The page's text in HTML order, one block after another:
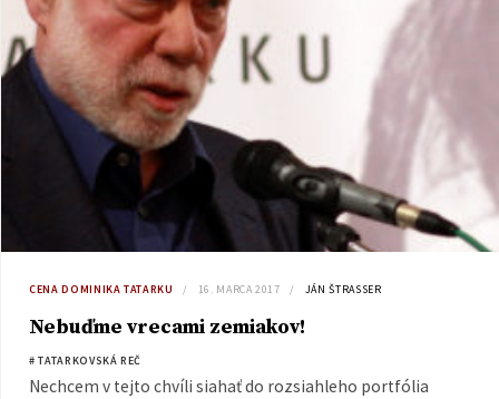
CENA DOMINIKA TATARKU 16. MARCA 2017 JÁN ŠTRASSER
Nebuďme vrecami zemiakov!
# TATARKOVSKÁ REČ
Nechcem v tejto chvíli siahať do rozsiahleho portfólia